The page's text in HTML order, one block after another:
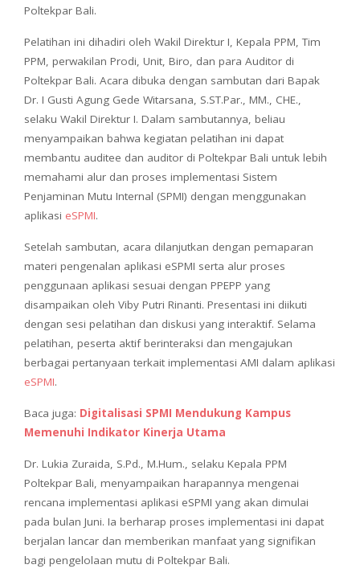
Poltekpar Bali.
Pelatihan ini dihadiri oleh Wakil Direktur I, Kepala PPM, Tim
PPM, perwakilan Prodi, Unit, Biro, dan para Auditor di
Poltekpar Bali. Acara dibuka dengan sambutan dari Bapak
Dr. I Gusti Agung Gede Witarsana, S.ST.Par., MM., CHE.,
selaku Wakil Direktur I. Dalam sambutannya, beliau
menyampaikan bahwa kegiatan pelatihan ini dapat
membantu auditee dan auditor di Poltekpar Bali untuk lebih
memahami alur dan proses implementasi Sistem
Penjaminan Mutu Internal (SPMI) dengan menggunakan
aplikasi eSPMI.
Setelah sambutan, acara dilanjutkan dengan pemaparan
materi pengenalan aplikasi eSPMI serta alur proses
penggunaan aplikasi sesuai dengan PPEPP yang
disampaikan oleh Viby Putri Rinanti. Presentasi ini diikuti
dengan sesi pelatihan dan diskusi yang interaktif. Selama
pelatihan, peserta aktif berinteraksi dan mengajukan
berbagai pertanyaan terkait implementasi AMI dalam aplikasi
eSPMI.
Baca juga: Digitalisasi SPMI Mendukung Kampus
Memenuhi Indikator Kinerja Utama
Dr. Lukia Zuraida, S.Pd., M.Hum., selaku Kepala PPM
Poltekpar Bali, menyampaikan harapannya mengenai
rencana implementasi aplikasi eSPMI yang akan dimulai
pada bulan Juni. Ia berharap proses implementasi ini dapat
berjalan lancar dan memberikan manfaat yang signifikan
bagi pengelolaan mutu di Poltekpar Bali.